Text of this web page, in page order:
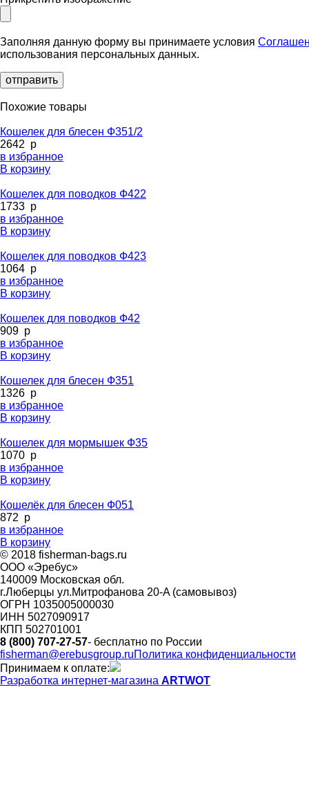
Заполняя данную форму вы принимаете условия
использования персональных данных.
Похожие товары
Кошелек для блесен Ф351/2
2642 p
в избранное
В корзину
Кошелек для поводков Ф422
1733 p
в избранное
В корзину
Кошелек для поводков Ф423
1064 p
в избранное
В корзину
Кошелек для поводков Ф42
909 p
в избранное
В корзину
Кошелек для блесен Ф351
1326 p
в избранное
В корзину
Кошелек для мормышек Ф35
1070 p
в избранное
В корзину
Кошелёк для блесен Ф051
872 p
в избранное
В корзину
© 2018 fisherman-bags.ru
ООО «Эребус»
140009 Московская обл.
г.Люберцы ул.Митрофанова 20-A (самовывоз)
ОГРН 1035005000030
ИНН 5027090917
КПП 502701001
8 (800) 707-27-57- бесплатно по России
fisherman@erebusgroup.ruПолитика конфиденциальности
Принимаем к оплате:
Разработка интернет-магазина ARTWOT